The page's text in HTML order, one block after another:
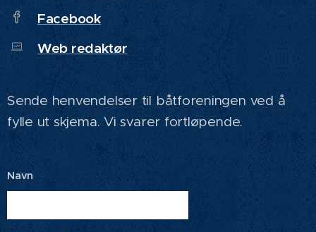
Facebook
Web redaktør
Sende henvendelser til båtforeningen ved å
fylle ut skjema. Vi svarer fortløpende.
Navn